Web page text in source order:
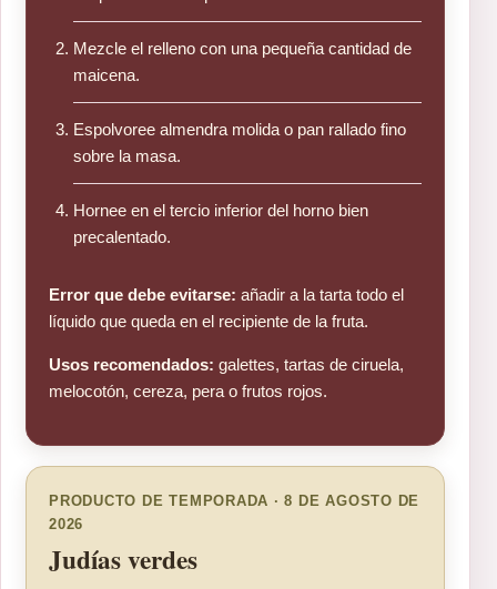
Mezcle el relleno con una pequeña cantidad de
maicena.
Espolvoree almendra molida o pan rallado fino
sobre la masa.
Hornee en el tercio inferior del horno bien
precalentado.
Error que debe evitarse: añadir a la tarta todo el
líquido que queda en el recipiente de la fruta.
Usos recomendados: galettes, tartas de ciruela,
melocotón, cereza, pera o frutos rojos.
PRODUCTO DE TEMPORADA · 8 DE AGOSTO DE
2026
Judías verdes